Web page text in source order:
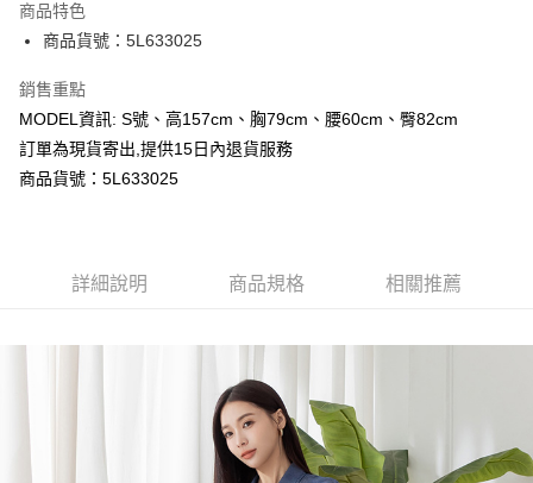
Apple Pay
Google Pay
運送方式
全家取貨付款
每筆NT$80，滿NT$699(含以上)免運費
每筆NT$80，滿NT$699(含以上)免運費
商品特色
商品貨號：5L633025
銷售重點
MODEL資訊: S號、高157cm、胸79cm、腰60cm、臀82cm
訂單為現貨寄出,提供15日內退貨服務
商品貨號：5L633025
詳細說明 商品規格 相關推薦